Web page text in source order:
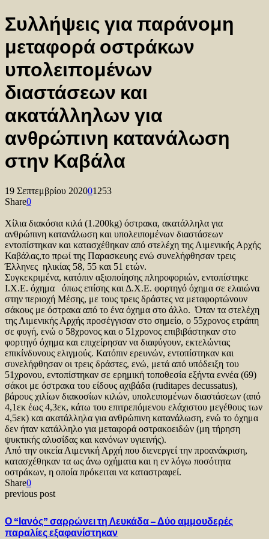
Συλλήψεις για παράνομη
μεταφορά οστράκων
υπολειπομένων
διαστάσεων και
ακατάλληλων για
ανθρώπινη κατανάλωση
στην Καβάλα
19 Σεπτεμβρίου 202001253
Share0
Χίλια διακόσια κιλά (1.200kg) όστρακα, ακατάλληλα για
ανθρώπινη κατανάλωση και υπολειπομένων διαστάσεων
εντοπίστηκαν και κατασχέθηκαν από στελέχη της Λιμενικής Αρχής
Καβάλας,το πρωί της Παρασκευης ενώ συνελήφθησαν τρεις
Έλληνες ηλικίας 58, 55 και 51 ετών.
Συγκεκριμένα, κατόπιν αξιοποίησης πληροφοριών, εντοπίστηκε
Ι.Χ.Ε. όχημα όπως επίσης και Δ.Χ.Ε. φορτηγό όχημα σε ελαιώνα
στην περιοχή Μέσης, με τους τρεις δράστες να μεταφορτώνουν
σάκους με όστρακα από το ένα όχημα στο άλλο. Όταν τα στελέχη
της Λιμενικής Αρχής προσέγγισαν στο σημείο, ο 55χρονος ετράπη
σε φυγή, ενώ ο 58χρονος και ο 51χρονος επιβιβάστηκαν στο
φορτηγό όχημα και επιχείρησαν να διαφύγουν, εκτελώντας
επικίνδυνους ελιγμούς. Κατόπιν ερευνών, εντοπίστηκαν και
συνελήφθησαν οι τρεις δράστες, ενώ, μετά από υπόδειξη του
51χρονου, εντοπίστηκαν σε ερημική τοποθεσία εξήντα εννέα (69)
σάκοι με όστρακα του είδους αχιβάδα (ruditapes decussatus),
βάρους χιλίων διακοσίων κιλών, υπολειπομένων διαστάσεων (από
4,1εκ έως 4,3εκ, κάτω του επιτρεπόμενου ελάχιστου μεγέθους των
4,5εκ) και ακατάλληλα για ανθρώπινη κατανάλωση, ενώ το όχημα
δεν ήταν κατάλληλο για μεταφορά οστρακοειδών (μη τήρηση
ψυκτικής αλυσίδας και κανόνων υγιεινής).
Από την οικεία Λιμενική Αρχή που διενεργεί την προανάκριση,
κατασχέθηκαν τα ως άνω οχήματα και η εν λόγω ποσότητα
οστράκων, η οποία πρόκειται να καταστραφεί.
Share0
previous post
Ο “Ιανός” σαρρώνει τη Λευκάδα – Δύο αμμουδερές
παραλίες εξαφανίστηκαν